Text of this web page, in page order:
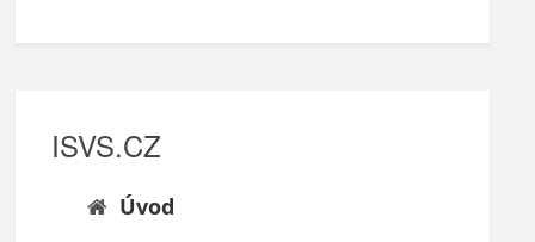
ISVS.CZ
Úvod